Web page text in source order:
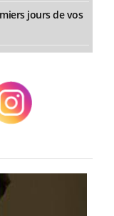
jours de vos